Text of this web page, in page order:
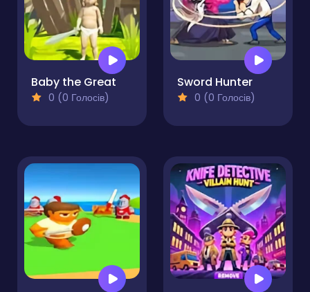
Baby the Great
0 (0 Голосів)
Sword Hunter
0 (0 Голосів)